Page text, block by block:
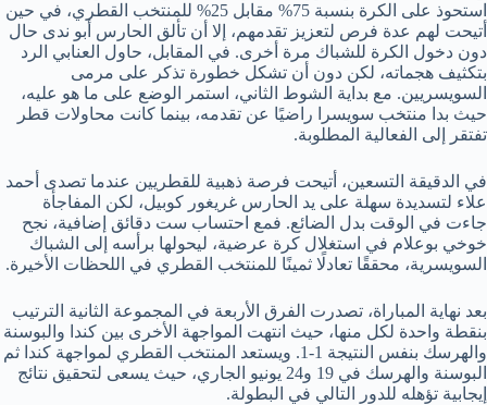
استحوذ على الكرة بنسبة 75% مقابل 25% للمنتخب القطري، في حين
أتيحت لهم عدة فرص لتعزيز تقدمهم، إلا أن تألق الحارس أبو ندى حال
دون دخول الكرة للشباك مرة أخرى. في المقابل، حاول العنابي الرد
بتكثيف هجماته، لكن دون أن تشكل خطورة تذكر على مرمى
السويسريين. مع بداية الشوط الثاني، استمر الوضع على ما هو عليه،
حيث بدا منتخب سويسرا راضيًا عن تقدمه، بينما كانت محاولات قطر
تفتقر إلى الفعالية المطلوبة.
في الدقيقة التسعين، أتيحت فرصة ذهبية للقطريين عندما تصدى أحمد
علاء لتسديدة سهلة على يد الحارس غريغور كوبيل، لكن المفاجأة
جاءت في الوقت بدل الضائع. فمع احتساب ست دقائق إضافية، نجح
خوخي بوعلام في استغلال كرة عرضية، ليحولها برأسه إلى الشباك
السويسرية، محققًا تعادلًا ثمينًا للمنتخب القطري في اللحظات الأخيرة.
بعد نهاية المباراة، تصدرت الفرق الأربعة في المجموعة الثانية الترتيب
بنقطة واحدة لكل منها، حيث انتهت المواجهة الأخرى بين كندا والبوسنة
والهرسك بنفس النتيجة 1-1. ويستعد المنتخب القطري لمواجهة كندا ثم
البوسنة والهرسك في 19 و24 يونيو الجاري، حيث يسعى لتحقيق نتائج
إيجابية تؤهله للدور التالي في البطولة.